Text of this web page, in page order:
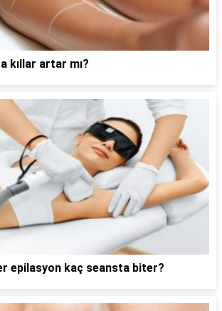
kıllar artar mı?
epilasyon kaç seansta biter?